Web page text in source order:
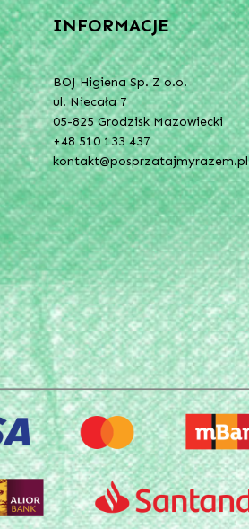
INFORMACJE
BOJ Higiena Sp. Z o.o.
ul. Niecała 7
05-825 Grodzisk Mazowiecki
+48 510 133 437
kontakt@posprzatajmyrazem.pl